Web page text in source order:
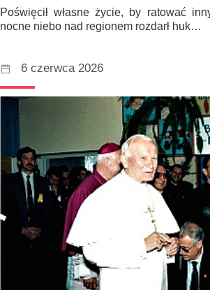
Poświęcił własne życie, by ratować
nocne niebo nad regionem rozdarł huk…
6 czerwca 2026